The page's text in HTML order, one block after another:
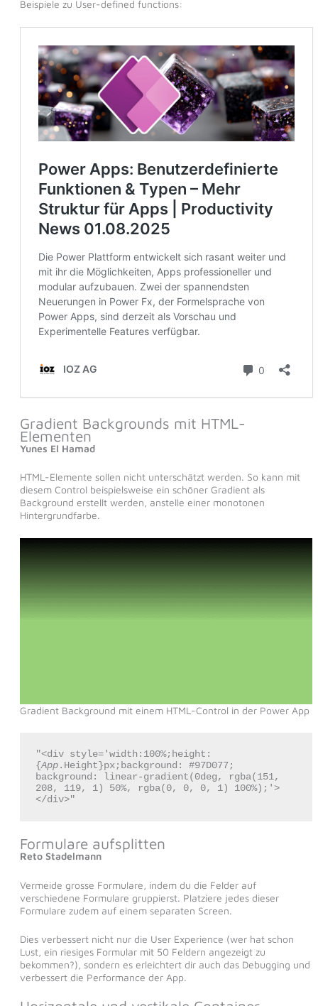
Beispiele zu User-defined functions:
Gradient Backgrounds mit HTML-
Elementen
Yunes El Hamad
HTML-Elemente sollen nicht unterschätzt werden. So kann mit
diesem Control beispielsweise ein schöner Gradient als
Background erstellt werden, anstelle einer monotonen
Hintergrundfarbe.
Gradient Background mit einem HTML-Control in der Power App
"<div style='width:100%;height:
{App.Height}px;background: #97D077;
background: linear-gradient(0deg, rgba(151,
208, 119, 1) 50%, rgba(0, 0, 0, 1) 100%);'>
</div>"
Formulare aufsplitten
Reto Stadelmann
Vermeide grosse Formulare, indem du die Felder auf
verschiedene Formulare gruppierst. Platziere jedes dieser
Formulare zudem auf einem separaten Screen.
Dies verbessert nicht nur die User Experience (wer hat schon
Lust, ein riesiges Formular mit 50 Feldern angezeigt zu
bekommen?), sondern es erleichtert dir auch das Debugging und
verbessert die Performance der App.